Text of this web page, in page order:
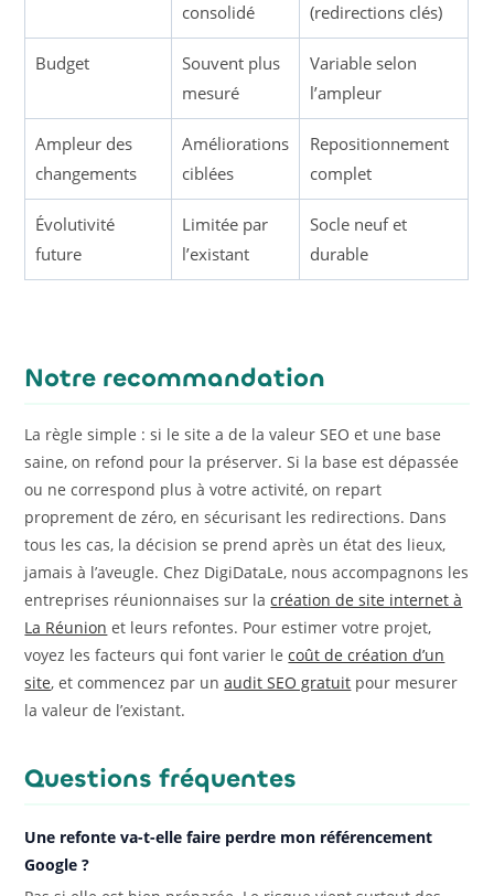
consolidé
(redirections clés)
Budget
Souvent plus
mesuré
Variable selon
l’ampleur
Ampleur des
changements
Améliorations
ciblées
Repositionnement
complet
Évolutivité
future
Limitée par
l’existant
Socle neuf et
durable
Notre recommandation
La règle simple : si le site a de la valeur SEO et une base
saine, on refond pour la préserver. Si la base est dépassée
ou ne correspond plus à votre activité, on repart
proprement de zéro, en sécurisant les redirections. Dans
tous les cas, la décision se prend après un état des lieux,
jamais à l’aveugle. Chez DigiDataLe, nous accompagnons les
entreprises réunionnaises sur lacréation de site internet à
La Réunion et leurs refontes. Pour estimer votre projet,
voyez les facteurs qui font varier lecoût de création d’un
site, et commencez par unaudit SEO gratuit pour mesurer
la valeur de l’existant.
Questions fréquentes
Une refonte va-t-elle faire perdre mon référencement
Google ?